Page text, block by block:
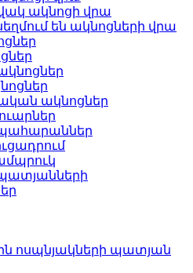
ակնոցի վրա
են ակնոցների վրա
ակնոցներ
ոսպնյակների պատյան